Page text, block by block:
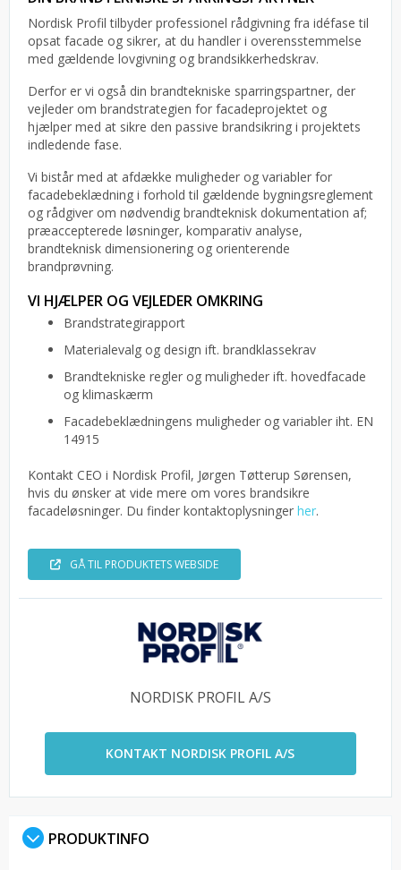
Nordisk Profil tilbyder professionel rådgivning fra idéfase til
opsat facade og sikrer, at du handler i overensstemmelse
med gældende lovgivning og brandsikkerhedskrav.
Derfor er vi også din brandtekniske sparringspartner, der
vejleder om brandstrategien for facadeprojektet og
hjælper med at sikre den passive brandsikring i projektets
indledende fase.
Vi bistår med at afdække muligheder og variabler for
facadebeklædning i forhold til gældende bygningsreglement
og rådgiver om nødvendig brandteknisk dokumentation af;
præaccepterede løsninger, komparativ analyse,
brandteknisk dimensionering og orienterende
brandprøvning.
VI HJÆLPER OG VEJLEDER OMKRING
Brandstrategirapport
Materialevalg og design ift. brandklassekrav
Brandtekniske regler og muligheder ift. hovedfacade
og klimaskærm
Facadebeklædningens muligheder og variabler iht. EN
14915
Kontakt CEO i Nordisk Profil, Jørgen Tøtterup Sørensen,
hvis du ønsker at vide mere om vores brandsikre
facadeløsninger. Du finder kontaktoplysninger her.
GÅ TIL PRODUKTETS WEBSIDE
NORDISK PROFIL A/S
KONTAKT NORDISK PROFIL A/S
PRODUKTINFO